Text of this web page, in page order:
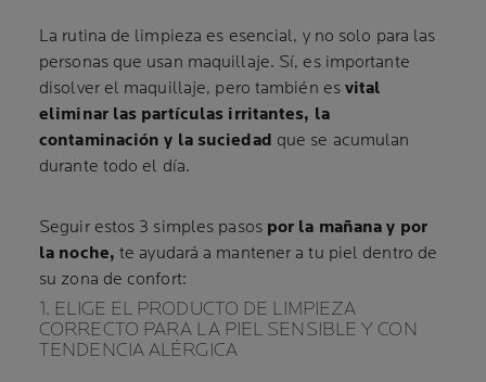
La rutina de limpieza es esencial, y no solo para las
personas que usan maquillaje. Sí, es importante
disolver el maquillaje, pero también esvital
eliminar las partículas irritantes, la
contaminación y la suciedad que se acumulan
durante todo el día.
Seguir estos 3 simples pasos por la mañana y por
la noche, te ayudará a mantener a tu piel dentro de
su zona de confort:
1. ELIGE EL PRODUCTO DE LIMPIEZA
CORRECTO PARA LA PIEL SENSIBLE Y CON
TENDENCIA ALÉRGICA